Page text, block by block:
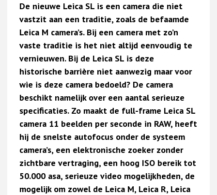
De nieuwe Leica SL is een camera die niet
vastzit aan een traditie, zoals de befaamde
Leica M camera’s. Bij een camera met zo’n
vaste traditie is het niet altijd eenvoudig te
vernieuwen. Bij de Leica SL is deze
historische barrière niet aanwezig maar voor
wie is deze camera bedoeld? De camera
beschikt namelijk over een aantal serieuze
specificaties. Zo maakt de full-frame Leica SL
camera 11 beelden per seconde in RAW, heeft
hij de snelste autofocus onder de systeem
camera’s, een elektronische zoeker zonder
zichtbare vertraging, een hoog ISO bereik tot
50.000 asa, serieuze video mogelijkheden, de
mogelijk om zowel de Leica M, Leica R, Leica